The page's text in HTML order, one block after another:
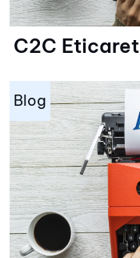
C2C Eticaret
Blog